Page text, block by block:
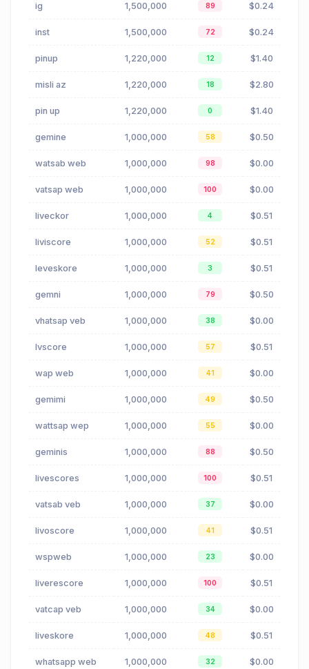
ig 1,500,000 89 $0.24
inst 1,500,000 72 $0.24
pinup 1,220,000 12 $1.40
misli az 1,220,000 18 $2.80
pin up 1,220,000 0 $1.40
gemine 1,000,000 58 $0.50
watsab web 1,000,000 98 $0.00
vatsap web 1,000,000 100 $0.00
liveckor 1,000,000 4 $0.51
liviscore 1,000,000 52 $0.51
leveskore 1,000,000 3 $0.51
gemni 1,000,000 79 $0.50
vhatsap veb 1,000,000 38 $0.00
lvscore 1,000,000 57 $0.51
wap web 1,000,000 41 $0.00
gemimi 1,000,000 49 $0.50
wattsap wep 1,000,000 55 $0.00
geminis 1,000,000 88 $0.50
livescores 1,000,000 100 $0.51
vatsab veb 1,000,000 37 $0.00
livoscore 1,000,000 41 $0.51
wspweb 1,000,000 23 $0.00
liverescore 1,000,000 100 $0.51
vatcap veb 1,000,000 34 $0.00
liveskore 1,000,000 48 $0.51
whatsapp web 1,000,000 32 $0.00